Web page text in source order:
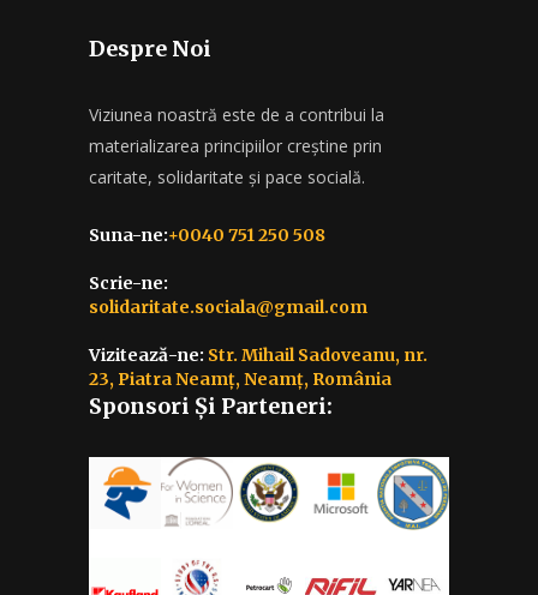
Despre Noi
Viziunea noastră este de a contribui la
materializarea principiilor creștine prin
caritate, solidaritate și pace socială.
Suna-ne:+0040 751 250 508
Scrie-ne:
solidaritate.sociala@gmail.com
Vizitează-ne: Str. Mihail Sadoveanu, nr.
23, Piatra Neamț, Neamț, România
Sponsori Și Parteneri: